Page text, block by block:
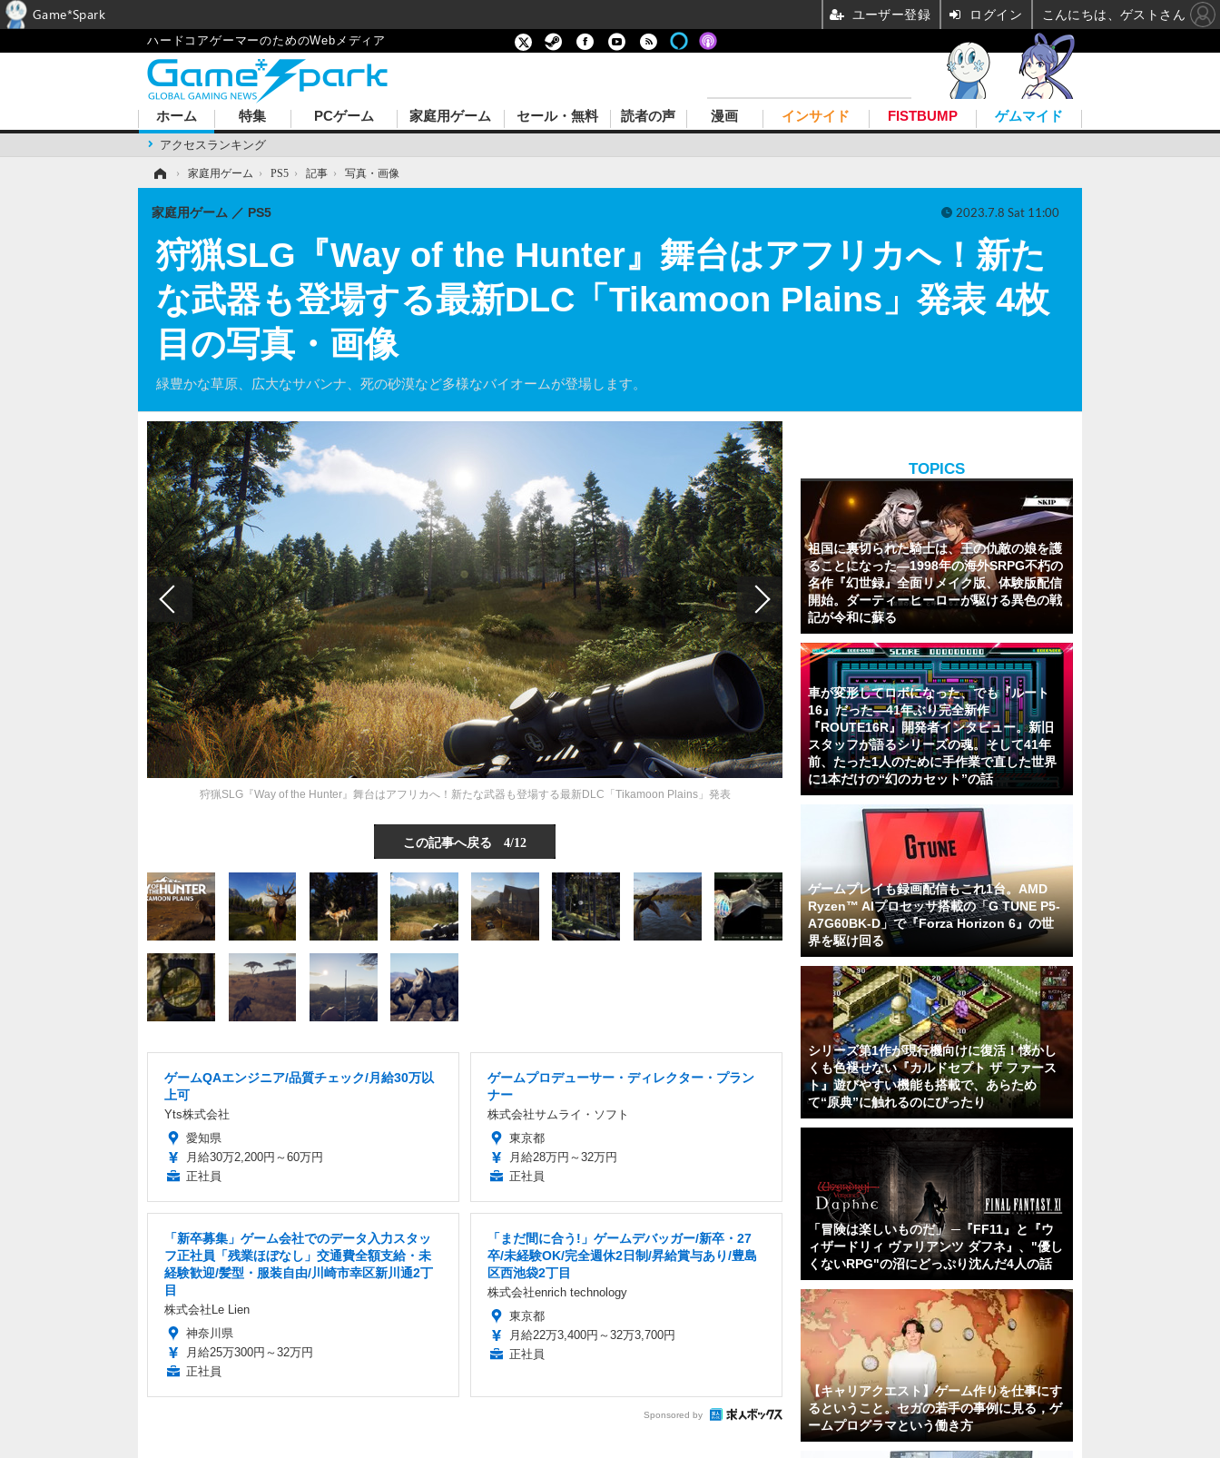
ハードコアゲーマーのためのWebメディア
ホーム
アクセスランキング
特集 PCゲーム 家庭用ゲーム セール・無料 読者の声 漫画 インサイド FISTBUMP ゲムマイド
› 家庭用ゲーム › PS5 › 記事 › 写真・画像
狩猟SLG『Way of the Hunter』舞台はアフリカへ！新た
な武器も登場する最新DLC「Tikamoon Plains」発表 4枚
目の写真・画像
緑豊かな草原、広大なサバンナ、死の砂漠など多様なバイオームが登場します。
家庭用ゲーム PS5 2023.7.8 Sat 11:00
狩猟SLG『Way of the Hunter』舞台はアフリカへ！新たな武器も登場する最新DLC「Tikamoon Plains」発表
この記事へ戻る 4/12
ゲームQAエンジニア/品質チェック/月給30万以
上可
Yts株式会社
愛知県
月給30万2,200円～60万円
正社員
ゲームプロデューサー・ディレクター・プラン
ナー
株式会社サムライ・ソフト
東京都
月給28万円～32万円
正社員
「新卒募集」ゲーム会社でのデータ入力スタッ
フ正社員「残業ほぼなし」交通費全額支給・未
経験歓迎/髪型・服装自由/川崎市幸区新川通2丁
目
株式会社Le Lien
神奈川県
月給25万300円～32万円
正社員
「まだ間に合う!」ゲームデバッガー/新卒・27
卒/未経験OK/完全週休2日制/昇給賞与あり/豊島
区西池袋2丁目
株式会社enrich technology
東京都
月給22万3,400円～32万3,700円
正社員
Sponsored by
TOPICS
祖国に裏切られた騎士は、王の仇敵の娘を護
ることになった―1998年の海外SRPG不朽の
名作『幻世録』全面リメイク版、体験版配信
開始。ダーティーヒーローが駆ける異色の戦
記が令和に蘇る
車が変形してロボになった、でも『ルート
16』だった―41年ぶり完全新作
『ROUTE16R』開発者インタビュー。新旧
スタッフが語るシリーズの魂。そして41年
前、たった1人のために手作業で直した世界
に1本だけの“幻のカセット”の話
ゲームプレイも録画配信もこれ1台。AMD
Ryzen™ AIプロセッサ搭載の「G TUNE P5-
A7G60BK-D」で『Forza Horizon 6』の世
界を駆け回る
シリーズ第1作が現行機向けに復活！懐かし
くも色褪せない『カルドセプト ザ ファース
ト』遊びやすい機能も搭載で、あらため
て“原典”に触れるのにぴったり
「冒険は楽しいものだ」 ─『FF11』と『ウ
ィザードリィ ヴァリアンツ ダフネ』、"優し
くないRPG"の沼にどっぷり沈んだ4人の話
【キャリアクエスト】ゲーム作りを仕事にす
るということ。セガの若手の事例に見る，ゲ
ームプログラマという働き方
Game*Spark ユーザー登録 ログイン こんにちは、ゲストさん